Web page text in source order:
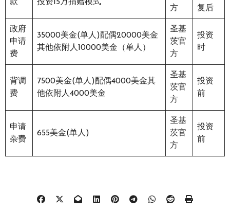
款 投资15万捐赠模式
方
复后
政府
申请
费
35000美金(单人)配偶20000美金
其他依附人10000美金（单人）
圣基
茨官
方
投资
时
背调
费
7500美金(单人)配偶4000美金其
他依附人4000美金
圣基
茨官
方
投资
前
申请
杂费
655美金(单人)
圣基
茨官
方
投资
前